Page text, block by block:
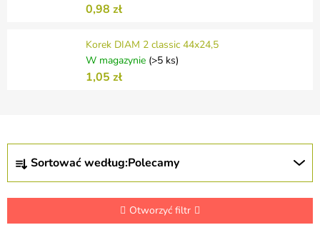
0,98 zł
Korek DIAM 2 classic 44x24,5
W magazynie (>5 ks)
1,05 zł
S
r
t
w
Sortować według:Polecamy
Otworzyć filtr